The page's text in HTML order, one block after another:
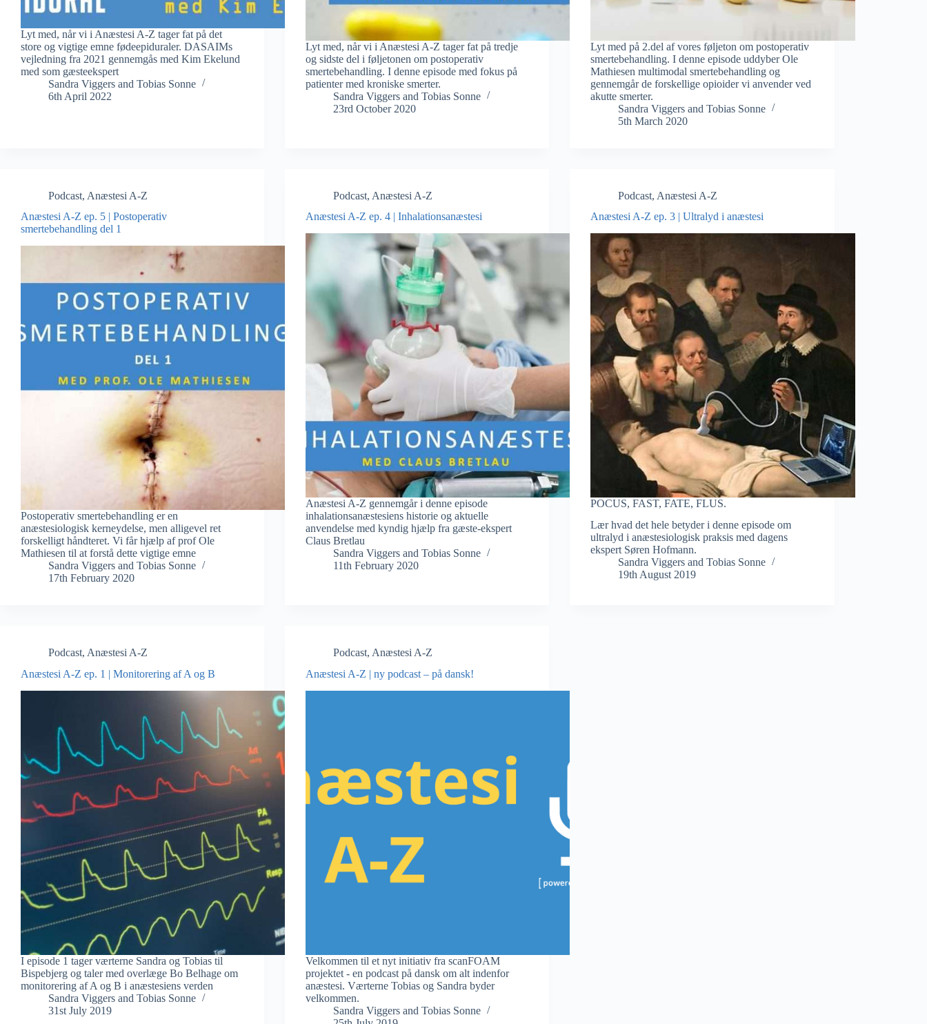
Lyt med, når vi i Anæstesi A-Z tager fat på det
store og vigtige emne fødeepiduraler. DASAIMs
vejledning fra 2021 gennemgås med Kim Ekelund
med som gæsteekspert
Sandra Viggers and Tobias Sonne
6th April 2022
Lyt med, når vi i Anæstesi A-Z tager fat på tredje
og sidste del i føljetonen om postoperativ
smertebehandling. I denne episode med fokus på
patienter med kroniske smerter.
Sandra Viggers andTobias Sonne
23rd October 2020
Lyt med på 2.del af vores føljeton om postoperativ
smertebehandling. I denne episode uddyber Ole
Mathiesen multimodal smertebehandling og
gennemgår de forskellige opioider vi anvender ved
akutte smerter.
Sandra Viggers andTobias Sonne
5th March 2020
Podcast, Anæstesi A-Z
Anæstesi A-Z ep. 5 | Postoperativ
smertebehandling del 1
Postoperativ smertebehandling er en
anæstesiologisk kerneydelse, men alligevel ret
forskelligt håndteret. Vi får hjælp af prof Ole
Mathiesen til at forstå dette vigtige emne
Sandra Viggers and Tobias Sonne
17th February 2020
Podcast, Anæstesi A-Z
Anæstesi A-Z ep. 4 | Inhalationsanæstesi
Anæstesi A-Z gennemgår i denne episode
inhalationsanæstesiens historie og aktuelle
anvendelse med kyndig hjælp fra gæste-ekspert
Claus Bretlau
Sandra Viggers andTobias Sonne
11th February 2020
Podcast, Anæstesi A-Z
Anæstesi A-Z ep. 3 | Ultralyd i anæstesi
POCUS, FAST, FATE, FLUS.
Lær hvad det hele betyder i denne episode om
ultralyd i anæstesiologisk praksis med dagens
ekspert Søren Hofmann.
Sandra Viggers andTobias Sonne
19th August 2019
Podcast, Anæstesi A-Z
Anæstesi A-Z ep. 1 | Monitorering af A og B
I episode 1 tager værterne Sandra og Tobias til
Bispebjerg og taler med overlæge Bo Belhage om
monitorering af A og B i anæstesiens verden
Sandra Viggers and Tobias Sonne
31st July 2019
Podcast, Anæstesi A-Z
Anæstesi A-Z | ny podcast – på dansk!
Velkommen til et nyt initiativ fra scanFOAM
projektet - en podcast på dansk om alt indenfor
anæstesi. Værterne Tobias og Sandra byder
velkommen.
Sandra Viggers andTobias Sonne